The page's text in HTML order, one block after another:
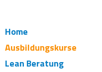
Home
Ausbildungskurse
Lean Beratung